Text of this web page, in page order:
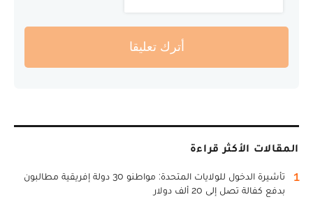
أترك تعليقا
المقالات الأكثر قراءة
1
تأشيرة الدخول للولايات المتحدة: مواطنو 30 دولة إفريقية مطالبون
بدفع كفالة تصل إلى 20 ألف دولار